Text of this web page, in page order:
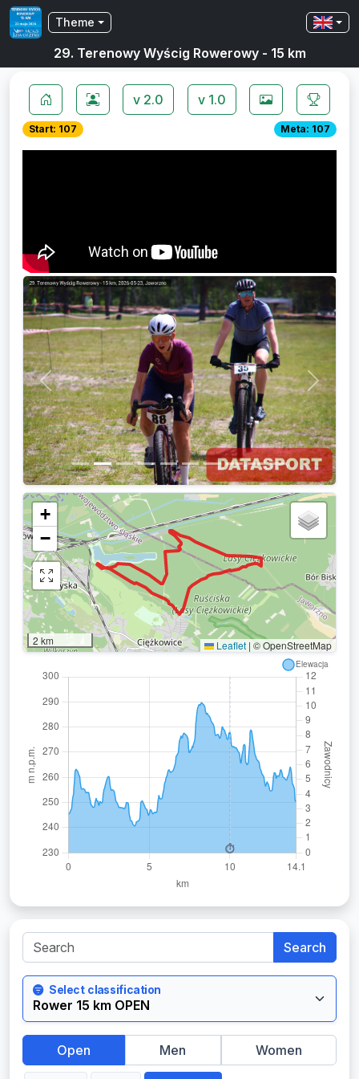
29. Terenowy Wyścig Rowerowy - 15 km
Theme
v 2.0 v 1.0
Start: 107 Meta: 107
Previous Next
+
−
2 km Leaflet | © OpenStreetMap
Search
Select classification
Open Men Women